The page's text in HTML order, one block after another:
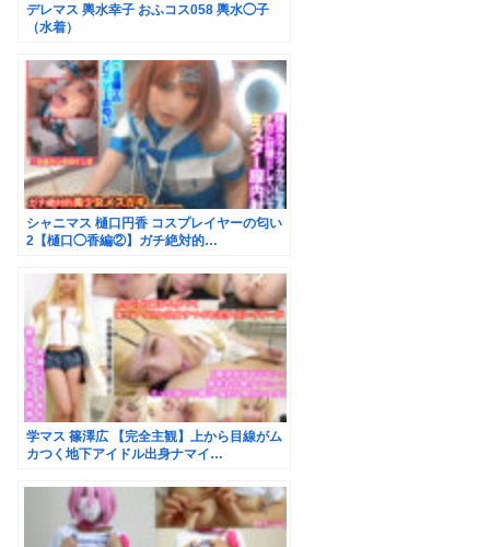
デレマス 輿水幸子 おふコス058 輿水◯子
（水着）
シャニマス 樋口円香 コスプレイヤーの匂い
2【樋口◯香編②】ガチ絶対的…
学マス 篠澤広 【完全主観】上から目線がム
カつく地下アイドル出身ナマイ…